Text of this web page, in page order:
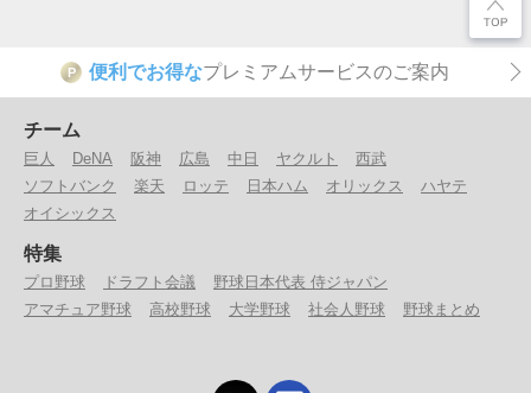
P 便利でお得なプレミアムサービスのご案内
チーム
巨人 DeNA 阪神 広島 中日 ヤクルト
西武
ソフトバンク
楽天 ロッテ 日本ハム オリックス
ハヤテ
オイシックス
特集
プロ野球 ドラフト会議
野球日本代表 侍ジャパン
アマチュア野球
高校野球 大学野球 社会人野球 野球まとめ